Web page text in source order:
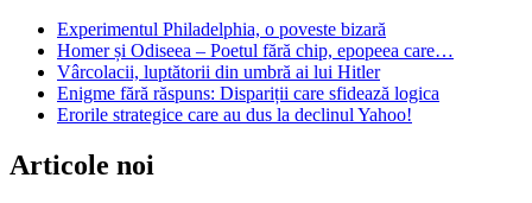
Experimentul Philadelphia, o poveste bizară
Homer și Odiseea – Poetul fără chip, epopeea care…
Vârcolacii, luptătorii din umbră ai lui Hitler
Enigme fără răspuns: Dispariții care sfidează logica
Erorile strategice care au dus la declinul Yahoo!
Articole noi